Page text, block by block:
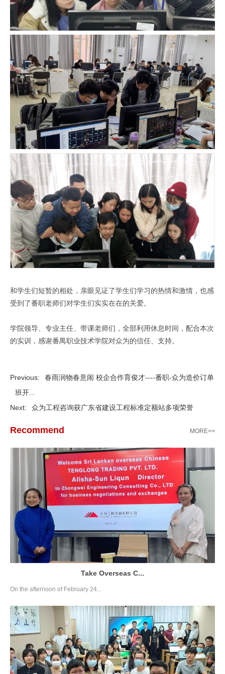
和学生们短暂的相处，亲眼见证了学生们学习的热情和激情，也感
受到了番职老师们对学生们实实在在的关爱。
学院领导、专业主任、带课老师们，全部利用休息时间，配合本次
的实训，感谢番禺职业技术学院对众为的信任、支持。
Previous:
春雨润物春意闹 校企合作育俊才----番职-众为造价订单
班开...
Next:
众为工程咨询获广东省建设工程标准定额站多项荣誉
Recommend MORE>>
Take Overseas C...
On the afternoon of February 24...